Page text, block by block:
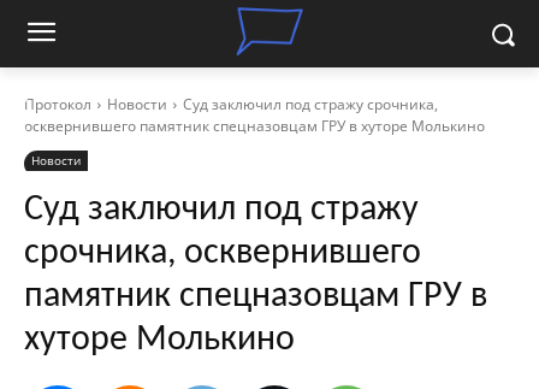
Протокол Новости
Суд заключил под стражу срочника,
осквернившего памятник спецназовцам ГРУ в хуторе Молькино
Новости
Суд заключил под стражу
срочника, осквернившего
памятник спецназовцам ГРУ в
хуторе Молькино